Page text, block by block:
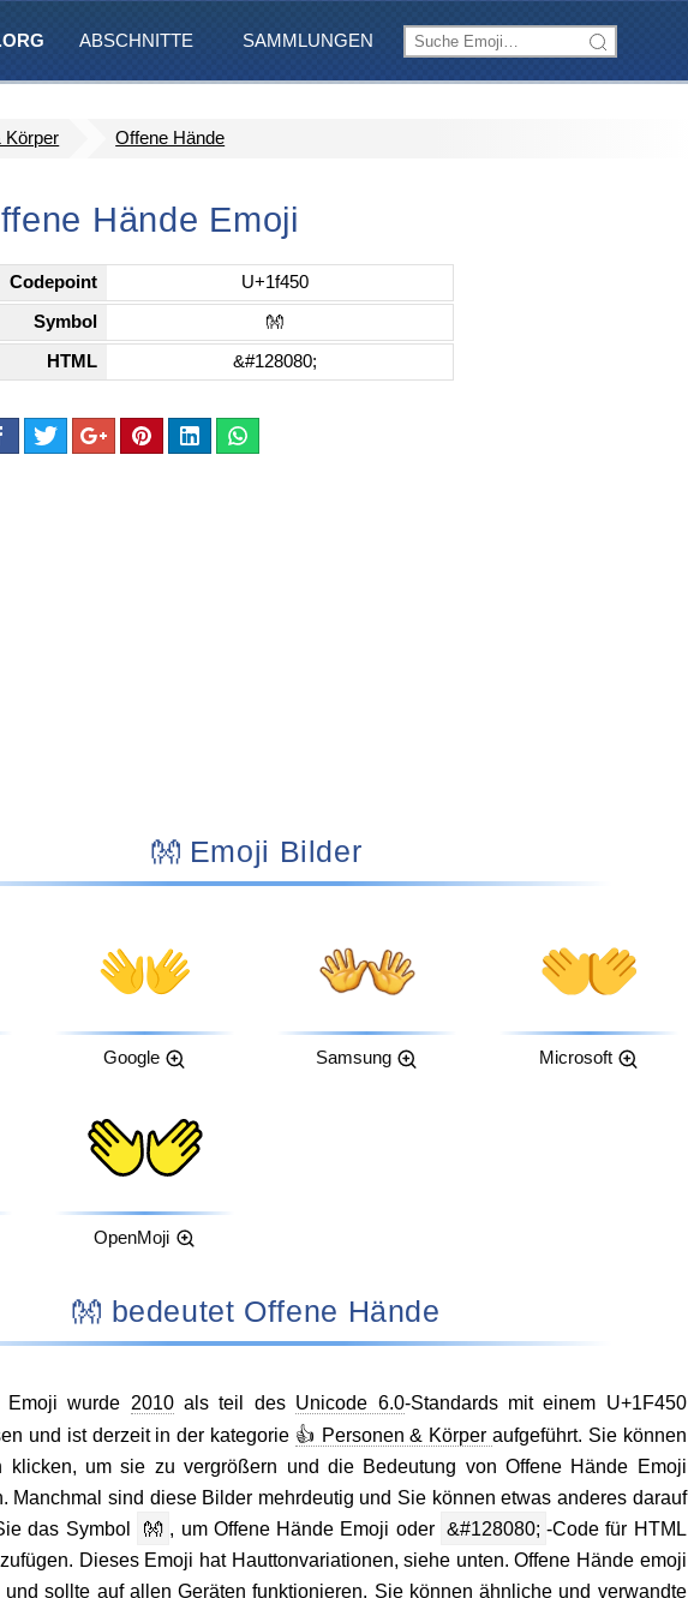
ABSCHNITTE SAMMLUNGEN
Körper Offene Hände
Hände Emoji
Codepoint U+1f450
Symbol 👐
HTML &#128080;
👐 Emoji Bilder
Google Samsung Microsoft
OpenMoji
👐 bedeutet Offene Hände
Emoji wurde 2010als teil des Unicode 6.0-Standards mit einem U+1F450
und ist derzeit in der kategorie 👍 Personen & Körperaufgeführt. Sie können
klicken, um sie zu vergrößern und die Bedeutung von Offene Hände Emoji
Manchmal sind diese Bilder mehrdeutig und Sie können etwas anderes darauf
das Symbol
👐 , um Offene Hände Emoji oder &#128080; -Code für HTML
Dieses Emoji hat Hauttonvariationen, siehe unten. Offene Hände emoji
sollte auf allen Geräten funktionieren. Sie können ähnliche und verwandte